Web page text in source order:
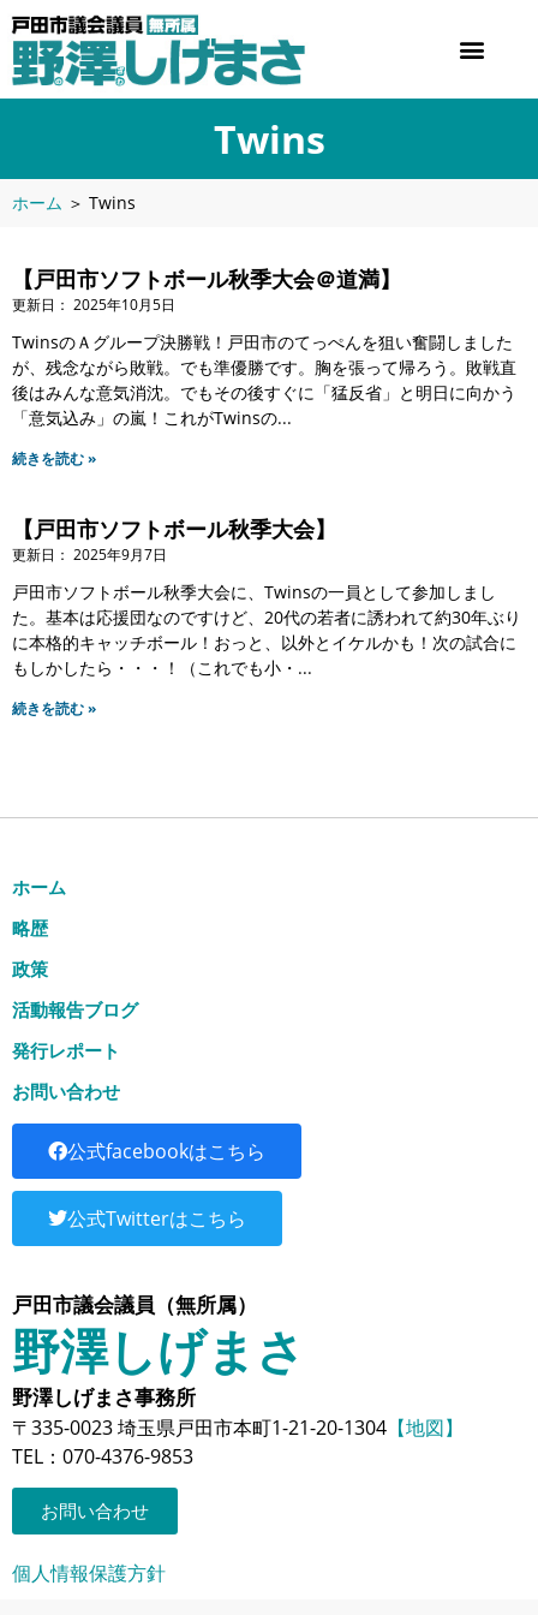
Twins
ホーム ＞ Twins
【戸田市ソフトボール秋季大会＠道満】
2025年10月5日
TwinsのＡグループ決勝戦！戸田市のてっぺんを狙い奮闘しました
が、残念ながら敗戦。でも準優勝です。胸を張って帰ろう。敗戦直
後はみんな意気消沈。でもその後すぐに「猛反省」と明日に向かう
「意気込み」の嵐！これがTwinsの
続きを読む »
【戸田市ソフトボール秋季大会】
2025年9月7日
戸田市ソフトボール秋季大会に、Twinsの一員として参加しまし
た。基本は応援団なのですけど、20代の若者に誘われて約30年ぶり
に本格的キャッチボール！おっと、以外とイケルかも！次の試合に
もしかしたら・・・！（これでも小・
続きを読む »
ホーム
略歴
政策
活動報告ブログ
発行レポート
お問い合わせ
公式facebookはこちら
公式Twitterはこちら
戸田市議会議員（無所属）
野澤しげまさ
野澤しげまさ事務所
〒335-0023 埼玉県戸田市本町1-21-20-1304 【地図】
TEL：070-4376-9853
お問い合わせ
個人情報保護方針